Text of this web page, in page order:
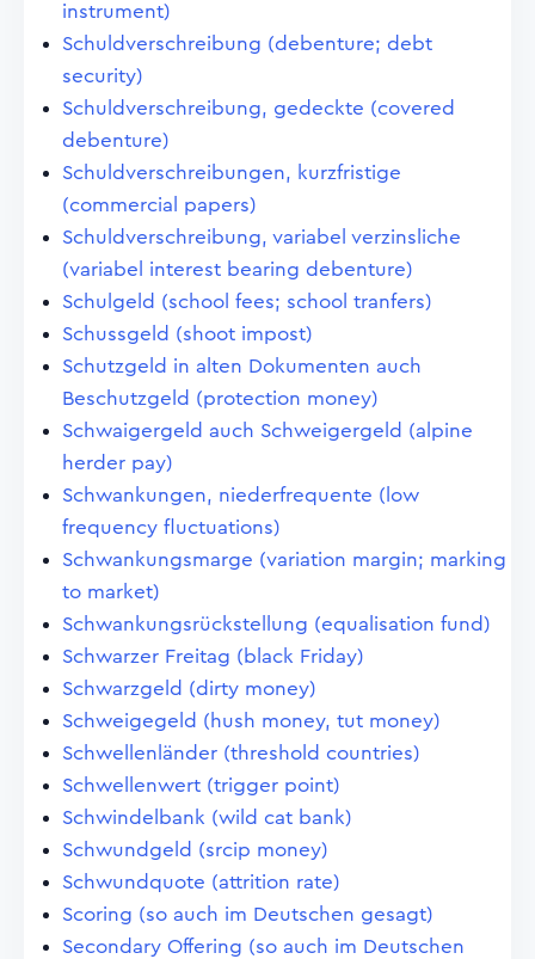
instrument)
Schuldverschreibung (debenture; debt
security)
Schuldverschreibung, gedeckte (covered
debenture)
Schuldverschreibungen, kurzfristige
(commercial papers)
Schuldverschreibung, variabel verzinsliche
(variabel interest bearing debenture)
Schulgeld (school fees; school tranfers)
Schussgeld (shoot impost)
Schutzgeld in alten Dokumenten auch
Beschutzgeld (protection money)
Schwaigergeld auch Schweigergeld (alpine
herder pay)
Schwankungen, niederfrequente (low
frequency fluctuations)
Schwankungsmarge (variation margin; marking
to market)
Schwankungsrückstellung (equalisation fund)
Schwarzer Freitag (black Friday)
Schwarzgeld (dirty money)
Schweigegeld (hush money, tut money)
Schwellenländer (threshold countries)
Schwellenwert (trigger point)
Schwindelbank (wild cat bank)
Schwundgeld (srcip money)
Schwundquote (attrition rate)
Scoring (so auch im Deutschen gesagt)
Secondary Offering (so auch im Deutschen